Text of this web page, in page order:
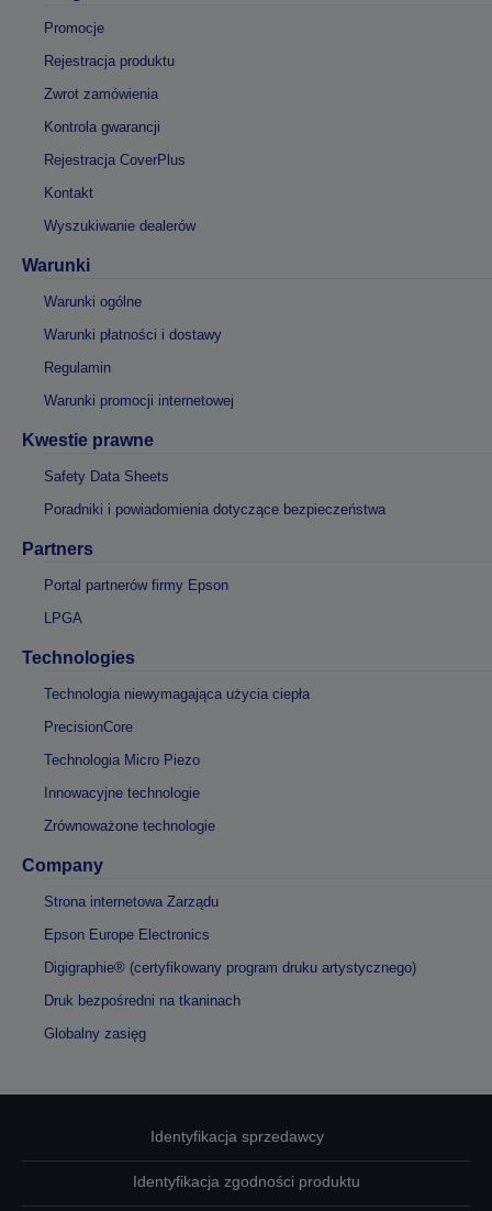
Promocje
Rejestracja produktu
Zwrot zamówienia
Kontrola gwarancji
Rejestracja CoverPlus
Kontakt
Wyszukiwanie dealerów
Warunki
Warunki ogólne
Warunki płatności i dostawy
Regulamin
Warunki promocji internetowej
Kwestie prawne
Safety Data Sheets
Poradniki i powiadomienia dotyczące bezpieczeństwa
Partners
Portal partnerów firmy Epson
LPGA
Technologies
Technologia niewymagająca użycia ciepła
PrecisionCore
Technologia Micro Piezo
Innowacyjne technologie
Zrównoważone technologie
Company
Strona internetowa Zarządu
Epson Europe Electronics
Digigraphie® (certyfikowany program druku artystycznego)
Druk bezpośredni na tkaninach
Globalny zasięg
Identyfikacja sprzedawcy
Identyfikacja zgodności produktu